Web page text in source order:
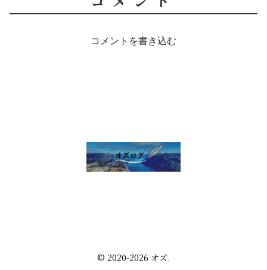
コメントを書き込む
© 2020-2026 オズ.